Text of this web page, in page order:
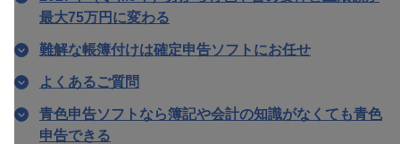
最大75万円に変わる
難解な帳簿付けは確定申告ソフトにお任せ
よくあるご質問
青色申告ソフトなら簿記や会計の知識がなくても青色
申告できる